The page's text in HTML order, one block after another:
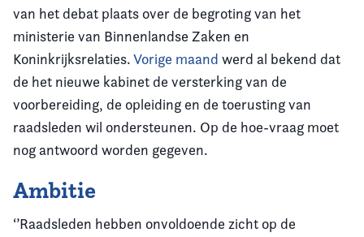
van het debat plaats over de begroting van het
ministerie van Binnenlandse Zaken en
Koninkrijksrelaties.Vorige maand werd al bekend dat
de het nieuwe kabinet de versterking van de
voorbereiding, de opleiding en de toerusting van
raadsleden wil ondersteunen. Op de hoe-vraag moet
nog antwoord worden gegeven.
Ambitie
‘’Raadsleden hebben onvoldoende zicht op de